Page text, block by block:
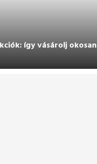
így vásárolj okosan